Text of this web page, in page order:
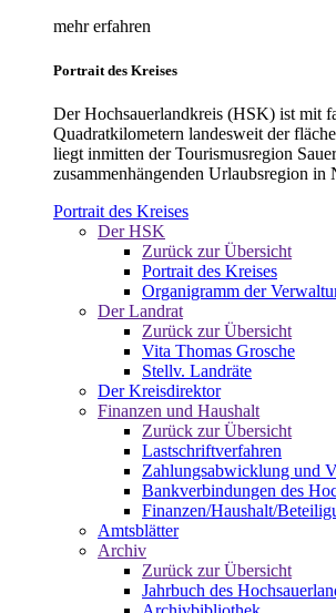
mehr erfahren
Portrait des Kreises
Der Hochsauerlandkreis (HSK) ist mit
Quadratkilometern landesweit der
liegt inmitten der Tourismusregion
zusammenhängenden Urlaubsregion in
Portrait des Kreises
Der HSK
Zurück zur Übersicht
Portrait des Kreises
Organigramm der
Der Landrat
Zurück zur Übersicht
Vita Thomas Grosche
Stellv. Landräte
Der Kreisdirektor
Finanzen und Haushalt
Zurück zur Übersicht
Lastschriftverfahren
Zahlungsabwicklung und
Bankverbindungen des
Finanzen/Haushalt/
Amtsblätter
Archiv
Zurück zur Übersicht
Jahrbuch des